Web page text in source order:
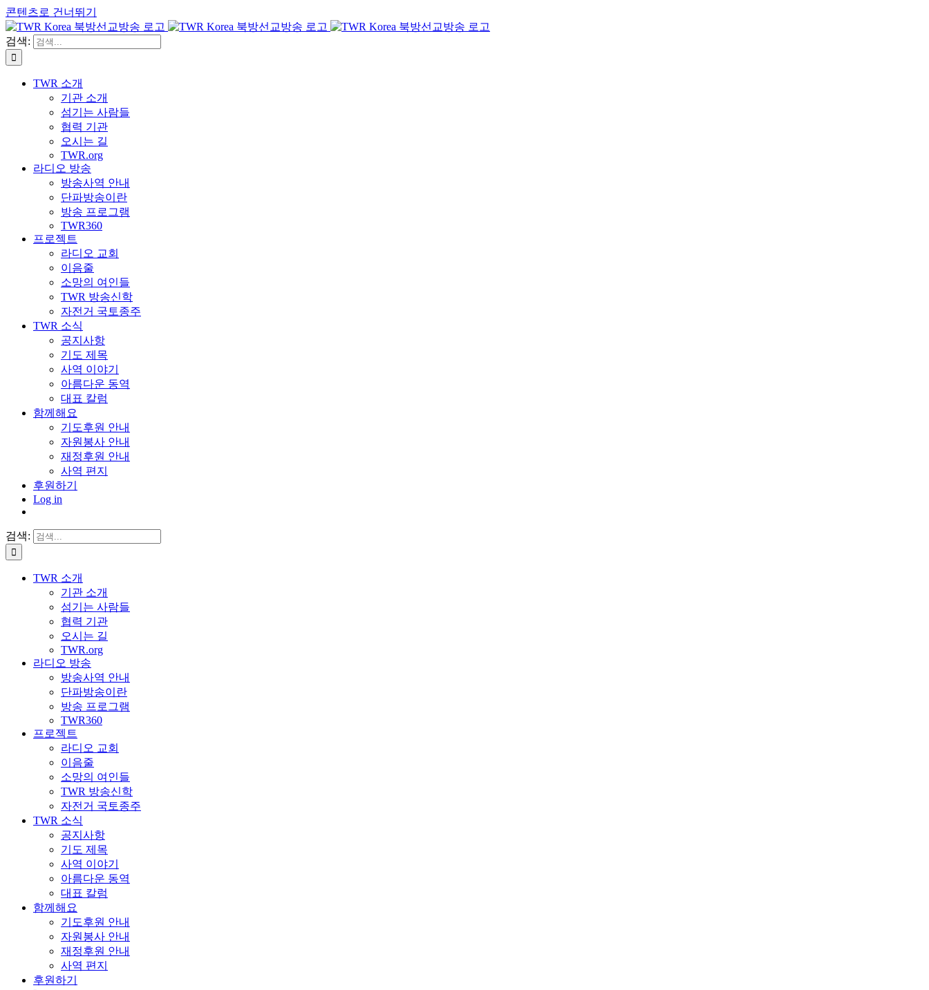
콘텐츠로 건너뛰기
검색:
TWR 소개
기관 소개
섬기는 사람들
협력 기관
오시는 길
TWR.org
라디오 방송
방송사역 안내
단파방송이란
방송 프로그램
TWR360
프로젝트
라디오 교회
이음줄
소망의 여인들
TWR 방송신학
자전거 국토종주
TWR 소식
공지사항
기도 제목
사역 이야기
아름다운 동역
대표 칼럼
함께해요
기도후원 안내
자원봉사 안내
재정후원 안내
사역 편지
후원하기
Log in
검색:
TWR 소개
기관 소개
섬기는 사람들
협력 기관
오시는 길
TWR.org
라디오 방송
방송사역 안내
단파방송이란
방송 프로그램
TWR360
프로젝트
라디오 교회
이음줄
소망의 여인들
TWR 방송신학
자전거 국토종주
TWR 소식
공지사항
기도 제목
사역 이야기
아름다운 동역
대표 칼럼
함께해요
기도후원 안내
자원봉사 안내
재정후원 안내
사역 편지
후원하기